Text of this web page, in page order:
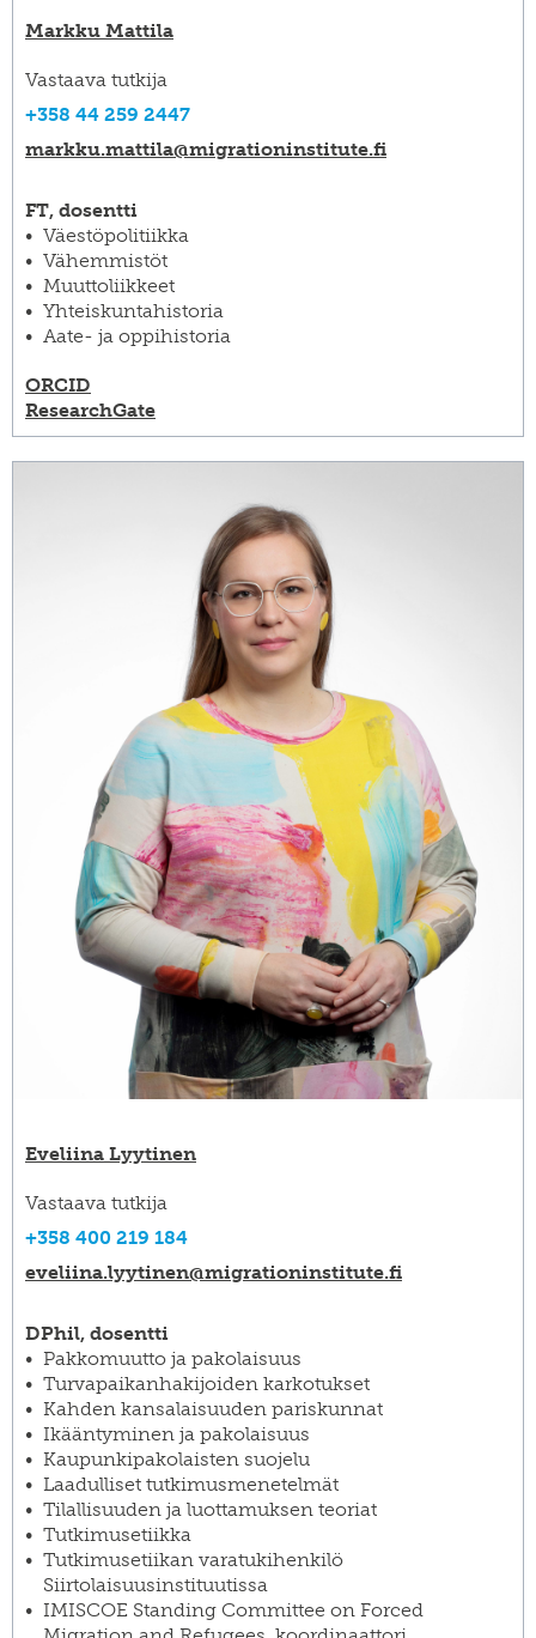
Markku Mattila
Vastaava tutkija
+358 44 259 2447
markku.mattila@​migrationinstitute.fi
FT, dosentti
Väestöpolitiikka
Vähemmistöt
Muuttoliikkeet
Yhteiskuntahistoria
Aate- ja oppihistoria
ORCID
ResearchGate
Eveliina Lyytinen
Vastaava tutkija
+358 400 219 184
eveliina.lyytinen@​migrationinstitute.fi
DPhil, dosentti
Pakkomuutto ja pakolaisuus
Turvapaikanhakijoiden karkotukset
Kahden kansalaisuuden pariskunnat
Ikääntyminen ja pakolaisuus
Kaupunkipakolaisten suojelu
Laadulliset tutkimusmenetelmät
Tilallisuuden ja luottamuksen teoriat
Tutkimusetiikka
Tutkimusetiikan varatukihenkilö
Siirtolaisuusinstituutissa
IMISCOE Standing Committee on Forced